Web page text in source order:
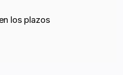
los plazos